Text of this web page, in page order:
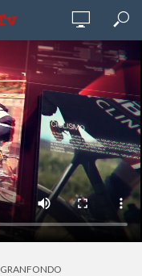
GRANFONDO